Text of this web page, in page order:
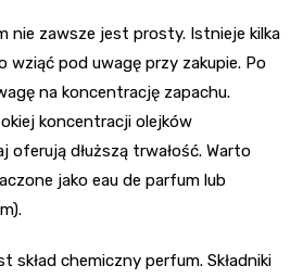
nie zawsze jest prosty. Istnieje kilka
wziąć pod uwagę przy zakupie. Po
na koncentrację zapachu.
koncentracji olejków
oferują dłuższą trwałość. Warto
jako eau de parfum lub
skład chemiczny perfum. Składniki